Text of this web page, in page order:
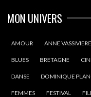
MON UNIVERS
AMOUR ANNE VASSIVIERE
BLUES BRETAGNE
DANSE DOMINIQUE
FEMMES FESTIVAL